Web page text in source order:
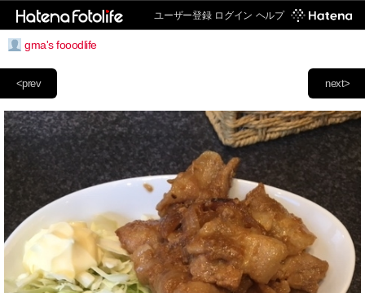
ユーザー登録 ログイン ヘルプ
gma's fooodlife
next>
<prev